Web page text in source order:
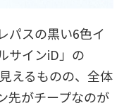
パスの黒い6色イ
サインiD」の
えるものの、全体
先がチープなのが